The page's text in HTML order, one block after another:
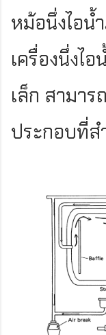
หม้อนึ่งไอน้
เครื่องนึ่งไ
เล็ก สามาร
ประกอบที่